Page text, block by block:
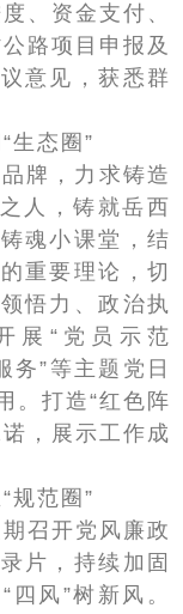
、资金支付、
路项目申报及
意见，获悉群
生态圈”
牌，力求铸造
人，铸就岳西
魂小课堂，结
重要理论，切
悟力、政治执
展“党员示范
务”等主题党日
。打造“红色阵
，展示工作成
规范圈”
召开党风廉政
片，持续加固
风”树新风。